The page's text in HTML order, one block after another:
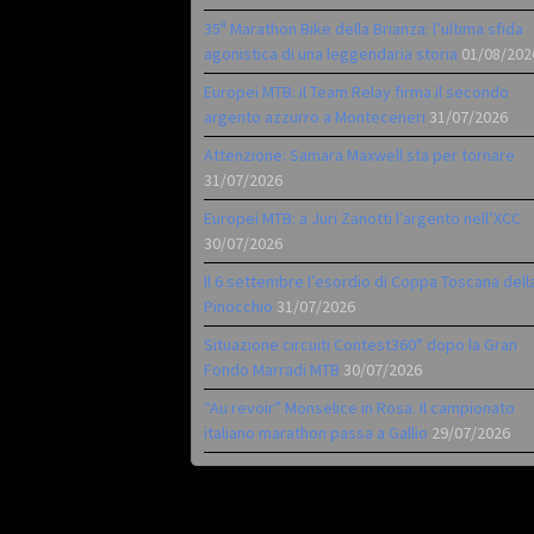
35ª Marathon Bike della Brianza: l’ultima sfida
agonistica di una leggendaria storia 01/08/
Europei MTB: il Team Relay firma il secondo
argento azzurro a Monteceneri 31/07/2026
Attenzione: Samara Maxwell sta per tornare
31/07/2026
Europei MTB: a Juri Zanotti l’argento nell’XCC
30/07/2026
Il 6 settembre l’esordio di Coppa Toscana
Pinocchio 31/07/2026
Situazione circuiti Contest360° dopo la Gran
Fondo Marradi MTB 30/07/2026
“Au revoir” Monselice in Rosa. Il campionato
italiano marathon passa a Gallio 29/07/2026